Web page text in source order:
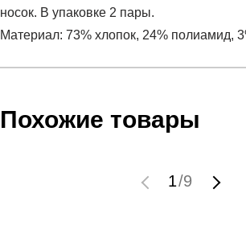
носок. В упаковке 2 пары.
Материал: 73% хлопок, 24% полиамид,
Пол:унисекс
73% хлопок, 24% полиамид,
Инструкция по оплате есть в самом
мы не увидим Вашу оплату.
Похожие товары
1/9